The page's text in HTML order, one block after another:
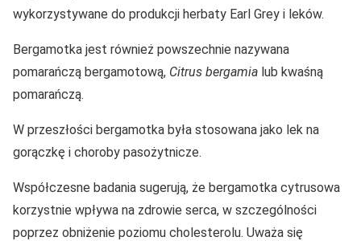
wykorzystywane do produkcji herbaty Earl Grey i leków.
Bergamotka jest również powszechnie nazywana
pomarańczą bergamotową, Citrus bergamia lub kwaśną
pomarańczą.
W przeszłości bergamotka była stosowana jako lek na
gorączkę i choroby pasożytnicze.
Współczesne badania sugerują, że bergamotka cytrusowa
korzystnie wpływa na zdrowie serca, w szczególności
poprzez obniżenie poziomu cholesterolu. Uważa się